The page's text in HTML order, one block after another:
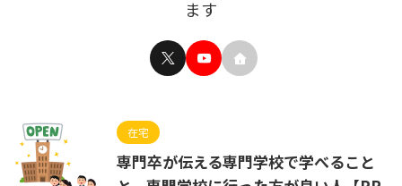
ます
在宅
専門卒が伝える専門学校で学べること